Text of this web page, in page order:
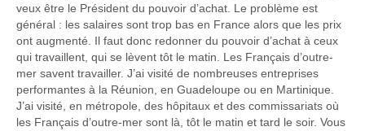
veux être le Président du pouvoir d’achat. Le problème est
général : les salaires sont trop bas en France alors que les prix
ont augmenté. Il faut donc redonner du pouvoir d’achat à ceux
qui travaillent, qui se lèvent tôt le matin. Les Français d’outre-
mer savent travailler. J’ai visité de nombreuses entreprises
performantes à la Réunion, en Guadeloupe ou en Martinique.
J’ai visité, en métropole, des hôpitaux et des commissariats où
les Français d’outre-mer sont là, tôt le matin et tard le soir. Vous